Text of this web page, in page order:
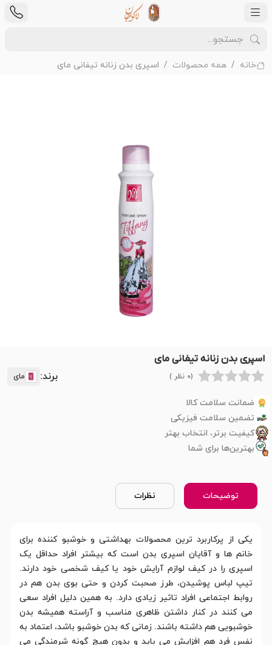
خانه همه محصولات اسپری بدن زنانه تیفانی مای
اسپری بدن زنانه تیفانی مای
(0 نظر ) برند: مای
ضمانت سلامت کالا
تضمین سلامت فیزیکی
کیفیت برتر، انتخاب بهتر
بهترین‌ها برای شما
توضیحات نظرات
یکی از پرکاربرد ترین محصولات بهداشتی و خوشبو کننده برای
خانم ها و آقایان اسپری بدن است که بیشتر افراد حداقل یک
اسپری را در کیف لوازم آرایش خود یا کیف شخصی خود دارند.
تیپ لباس پوشیدن، طرز صحبت کردن و حتی بوی بدن هم در
روابط اجتماعی افراد تاثیر زیادی دارد. به همین دلیل افراد سعی
می کنند در کنار داشتن ظاهری مناسب و آراسته همیشه بدن
خوشبویی هم داشته باشند. زمانی که بدن خوشبو باشد، اعتماد به
نفس فرد هم افزایش می باید و بدون هیچ گونه شرمندگی می